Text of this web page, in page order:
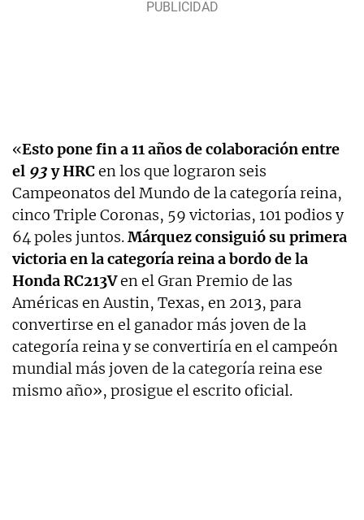
«Esto pone fin a 11 años de colaboración entre
el 93 y HRCen los que lograron seis
Campeonatos del Mundo de la categoría reina,
cinco Triple Coronas, 59 victorias, 101 podios y
64 poles juntos.Márquez consiguió su primera
victoria en la categoría reina a bordo de la
Honda RC213Ven el Gran Premio de las
Américas en Austin, Texas, en 2013, para
convertirse en el ganador más joven de la
categoría reina y se convertiría en el campeón
mundial más joven de la categoría reina ese
mismo año», prosigue el escrito oficial.